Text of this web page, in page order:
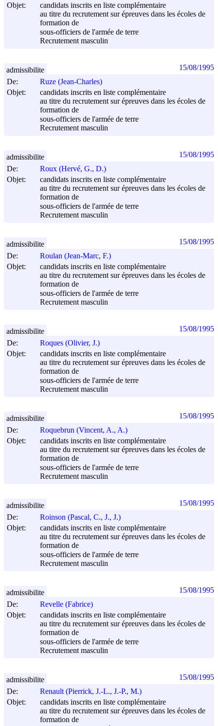
Objet:
candidats inscrits en liste complémentaire
au titre du recrutement sur épreuves dans les écoles de
formation de
sous-officiers de l'armée de terre
Recrutement masculin
De:
Ruze (Jean-Charles)
Objet:
candidats inscrits en liste complémentaire
au titre du recrutement sur épreuves dans les écoles de
formation de
sous-officiers de l'armée de terre
Recrutement masculin
admissibilite 15/08/1995
De:
Roux (Hervé, G., D.)
Objet:
candidats inscrits en liste complémentaire
au titre du recrutement sur épreuves dans les écoles de
formation de
sous-officiers de l'armée de terre
Recrutement masculin
admissibilite 15/08/1995
De:
Roulan (Jean-Marc, F.)
Objet:
candidats inscrits en liste complémentaire
au titre du recrutement sur épreuves dans les écoles de
formation de
sous-officiers de l'armée de terre
Recrutement masculin
admissibilite 15/08/1995
De:
Roques (Olivier, J.)
Objet:
candidats inscrits en liste complémentaire
au titre du recrutement sur épreuves dans les écoles de
formation de
sous-officiers de l'armée de terre
Recrutement masculin
admissibilite 15/08/1995
De:
Roquebrun (Vincent, A., A.)
Objet:
candidats inscrits en liste complémentaire
au titre du recrutement sur épreuves dans les écoles de
formation de
sous-officiers de l'armée de terre
Recrutement masculin
admissibilite 15/08/1995
De:
Roinson (Pascal, C., J., J.)
Objet:
candidats inscrits en liste complémentaire
au titre du recrutement sur épreuves dans les écoles de
formation de
sous-officiers de l'armée de terre
Recrutement masculin
admissibilite 15/08/1995
De:
Revelle (Fabrice)
Objet:
candidats inscrits en liste complémentaire
au titre du recrutement sur épreuves dans les écoles de
formation de
sous-officiers de l'armée de terre
Recrutement masculin
admissibilite 15/08/1995
De:
Renault (Pierrick, J.-L., J.-P., M.)
Objet:
candidats inscrits en liste complémentaire
au titre du recrutement sur épreuves dans les écoles de
formation de
admissibilite 15/08/1995